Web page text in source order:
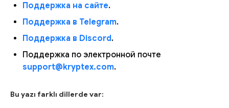
Поддержка на сайте.
Поддержка в Telegram.
Поддержка в Discord.
Поддержка по электронной почте
support@kryptex.com.
Bu yazı farklı dillerde var: